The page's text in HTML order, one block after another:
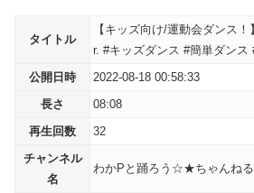
タイトル
【キッズ向け/運動会ダンス
r. #キッズダンス #簡単ダンス
公開日時
2022-08-18 00:58:33
長さ
08:08
再生回数
32
チャンネル
名
わかPと踊ろう☆★ちゃんねる